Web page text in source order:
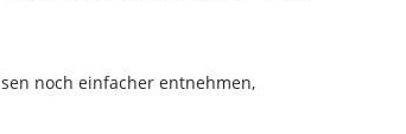
noch einfacher entnehmen,